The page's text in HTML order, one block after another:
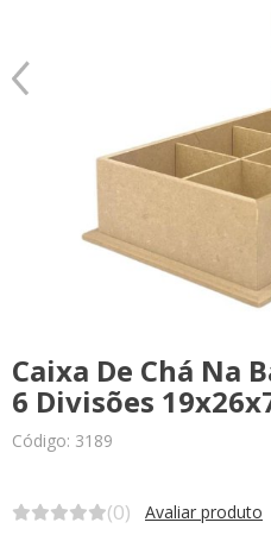
Caixa De Chá Na
6 Divisões
Código: 3189
(0) Avaliar produto